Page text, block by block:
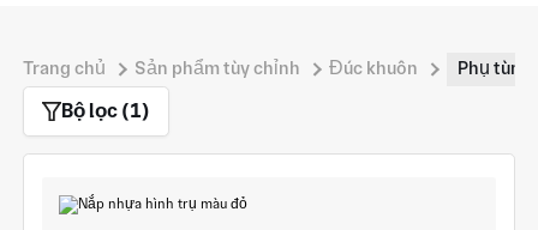
Trang chủ Sản phẩm tùy chỉnh Đúc khuôn Phụ tùng
Bộ lọc (1)